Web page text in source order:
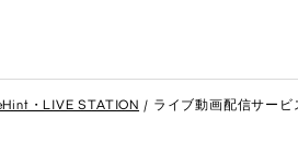
・LIVE STATION ライブ動画配信サー